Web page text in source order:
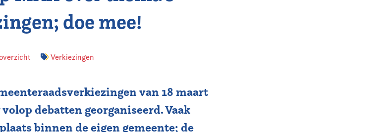
doe mee!
Verkiezingen
van 18 maart
debatten georganiseerd. Vaak
binnen de eigen gemeente; de